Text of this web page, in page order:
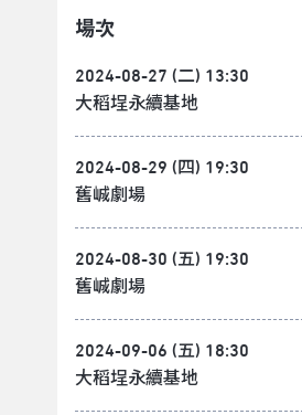
場次
2024-08-27 (二) 13:30
大稻埕永續基地
2024-08-29 (四) 19:30
舊峸劇場
2024-08-30 (五) 19:30
舊峸劇場
2024-09-06 (五) 18:30
大稻埕永續基地